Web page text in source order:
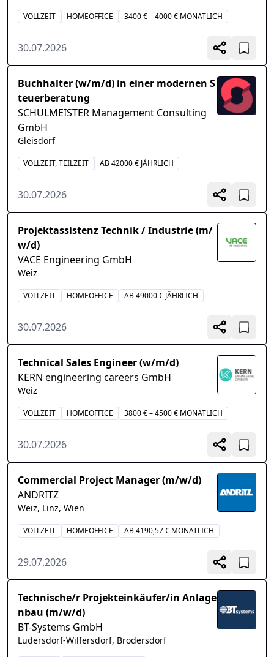
VOLLZEIT HOMEOFFICE 3400 € – 4000 € MONATLICH
30.07.2026
Buchhalter (w/m/d) in einer modernen S
teuerberatung
SCHULMEISTER Management Consulting
GmbH
Gleisdorf
VOLLZEIT, TEILZEIT AB 42000 € JÄHRLICH
30.07.2026
Projektassistenz Technik / Industrie (m/
w/d)
VACE Engineering GmbH
Weiz
VOLLZEIT HOMEOFFICE AB 49000 € JÄHRLICH
30.07.2026
Technical Sales Engineer (w/m/d)
KERN engineering careers GmbH
Weiz
VOLLZEIT HOMEOFFICE 3800 € – 4500 € MONATLICH
30.07.2026
Commercial Project Manager (m/w/d)
ANDRITZ
Weiz, Linz, Wien
VOLLZEIT HOMEOFFICE AB 4190,57 € MONATLICH
29.07.2026
Technische/r Projekteinkäufer/in Anlage
nbau (m/w/d)
BT-Systems GmbH
Ludersdorf-Wilfersdorf, Brodersdorf